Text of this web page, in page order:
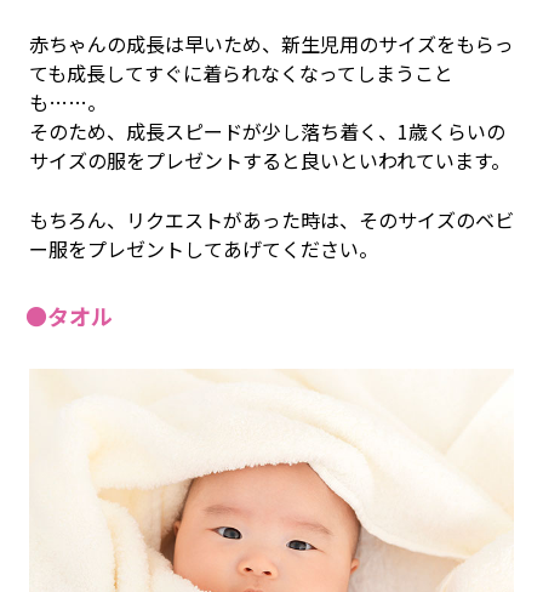
赤ちゃんの成長は早いため、新生児用のサイズをもらっ
ても成長してすぐに着られなくなってしまうこと
も……。
そのため、成長スピードが少し落ち着く、1歳くらいの
サイズの服をプレゼントすると良いといわれています。
もちろん、リクエストがあった時は、そのサイズのベビ
ー服をプレゼントしてあげてください。
●タオル